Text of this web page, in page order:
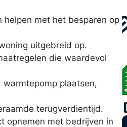
helpen met het besparen op
uitgebreid op.
die waardevol
plaatsen,
terugverdientijd.
opnemen met bedrijven in